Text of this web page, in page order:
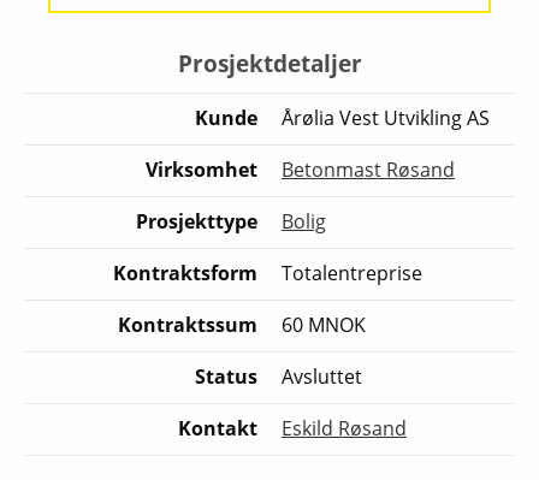
Prosjektdetaljer
Kunde
Årølia Vest Utvikling AS
Virksomhet
Betonmast Røsand
Prosjekttype
Bolig
Kontraktsform
Totalentreprise
Kontraktssum
60 MNOK
Status
Avsluttet
Kontakt
Eskild Røsand